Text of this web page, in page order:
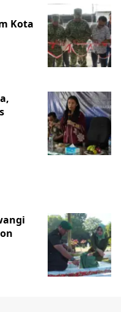
Kota